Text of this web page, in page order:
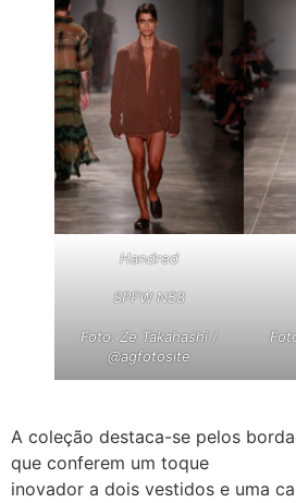
Handred
SPFW N58
Foto: Ze Takahashi /
@agfotosite
A coleção destaca-se pelos
que conferem um toque
inovador a dois vestidos e uma